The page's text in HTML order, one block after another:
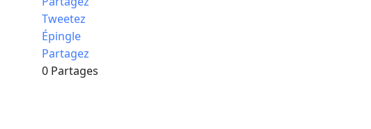
Tweetez
Épingle
Partagez
0 Partages